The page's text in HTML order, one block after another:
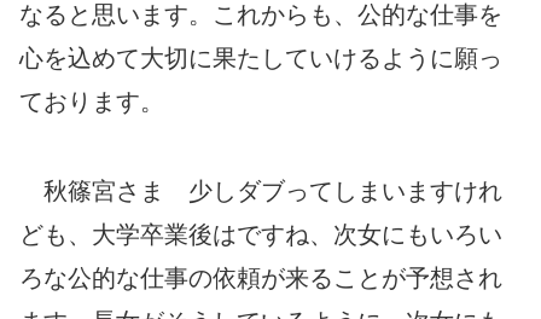
なると思います。これからも、公的な仕事を
心を込めて大切に果たしていけるように願っ
ております。
秋篠宮さま 少しダブってしまいますけれ
ども、大学卒業後はですね、次女にもいろい
ろな公的な仕事の依頼が来ることが予想され